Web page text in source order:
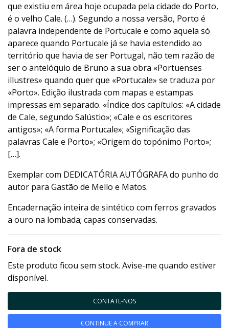
que existiu em área hoje ocupada pela cidade do Porto,
é o velho Cale. (…). Segundo a nossa versão, Porto é
palavra independente de Portucale e como aquela só
aparece quando Portucale já se havia estendido ao
território que havia de ser Portugal, não tem razão de
ser o antelóquio de Bruno a sua obra «Portuenses
illustres» quando quer que «Portucale» se traduza por
«Porto». Edição ilustrada com mapas e estampas
impressas em separado. «Índice dos capítulos: «A cidade
de Cale, segundo Salústio»; «Cale e os escritores
antigos»; «A forma Portucale»; «Significação das
palavras Cale e Porto»; «Origem do topónimo Porto»;
[…].
Exemplar com DEDICATÓRIA AUTÓGRAFA do punho do
autor para Gastão de Mello e Matos.
Encadernação inteira de sintético com ferros gravados
a ouro na lombada; capas conservadas.
Fora de stock
Este produto ficou sem stock. Avise-me quando estiver
disponível.
CONTATE-NOS
CONTINUE A COMPRAR